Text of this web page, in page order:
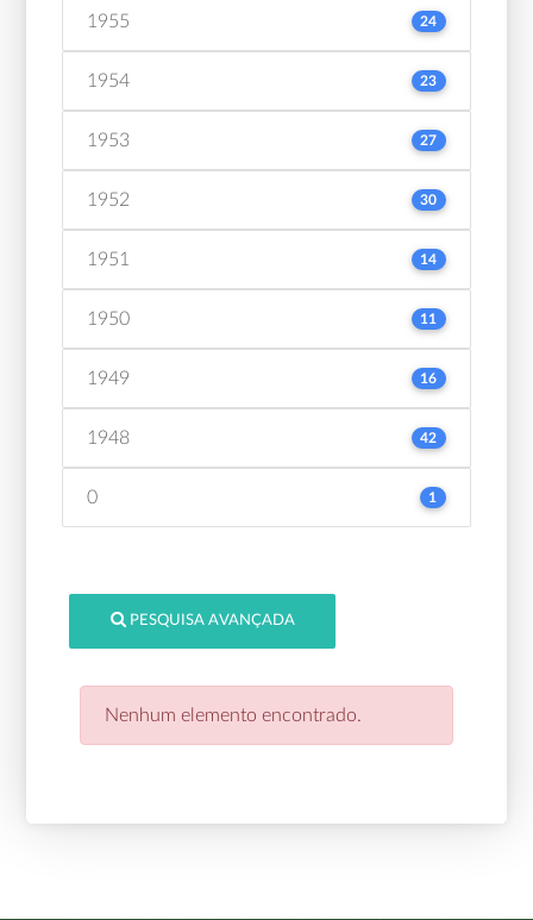
1955 24
1954 23
1953 27
1952 30
1951 14
1950 11
1949 16
1948 42
0 1
PESQUISA AVANÇADA
Nenhum elemento encontrado.